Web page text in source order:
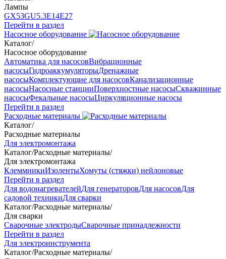
Лампы
GX53GU5.3Е14Е27
Перейти в раздел
Насосное оборудование
Каталог/
Насосное оборудование
Автоматика для насосовВибрационные
насосыГидроаккумуляторыДренажные
насосыКомплектующие для насосовКанализационные
насосыНасосные станцииПоверхностные насосыСкважинные
насосыФекальные насосыЦиркуляционные насосы
Перейти в раздел
Расходные материалы
Каталог/
Расходные материалы
Для электромонтажа
Каталог/Расходные материалы/
Для электромонтажа
КлеммникиИзолентыХомуты (стяжки) нейлоновые
Перейти в раздел
Для водонагревателейДля генераторовДля насосовДля
садовой техникиДля сварки
Каталог/Расходные материалы/
Для сварки
Сварочные электродыСварочные принадлежности
Перейти в раздел
Для электроинструмента
Каталог/Расходные материалы/